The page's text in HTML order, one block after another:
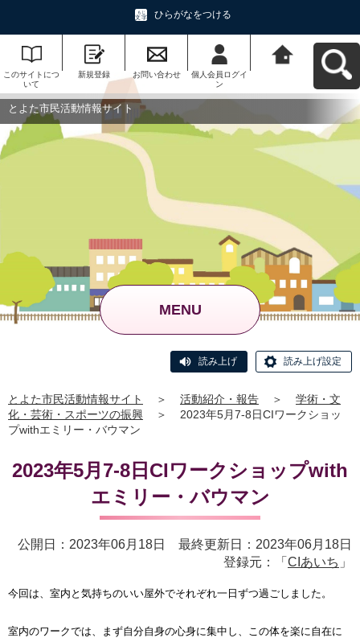
ひらがなをつける
このサイトにつ
いて
新規登録 お問い合わせ
個人会員ログイ
ン
る
とよた市民活動情報サイト
MENU
読み上げ 読み上げ設定
とよた市民活動情報サイト ＞ 活動紹介・報告 ＞
学術・文
化・芸術・スポーツの振興
＞
2023年5月7-8日CIワークショッ
プwithエミリー・バウマン
2023年5月7-8日CIワークショップwith
エミリー・バウマン
公開日：2023年06月18日 最終更新日：2023年06月18日
登録元：「 CIあいち 」
今回は、室内と気持ちのいい屋外でそれぞれ一日ずつ過ごしました。
室内のワークでは、まず自分自身の心身に集中し、この体を楽に自在に